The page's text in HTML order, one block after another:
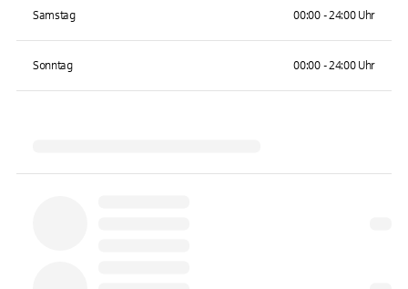
Samstag 00:00 - 24:00 Uhr
Sonntag 00:00 - 24:00 Uhr